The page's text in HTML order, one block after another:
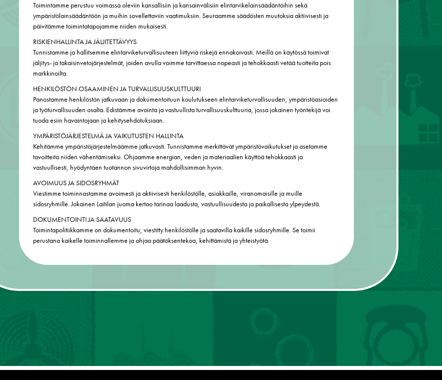
Toimintamme perustuu voimassa oleviin kansallisiin ja kansainvälisiin elintarvikelainsäädäntöihin sekä
ympäristölainsäädäntöön ja muihin sovellettaviin vaatimuksiin. Seuraamme säädösten muutoksia aktiivisesti ja
päivitämme toimintatapojamme niiden mukaisesti.
RISKIENHALLINTA JA JÄLJITETTÄVYYS
Tunnistamme ja hallitsemme elintarviketurvallisuuteen liittyviä riskejä ennakoivasti. Meillä on käytössä toimivat
jäljitys- ja takaisinvetojärjestelmät, joiden avulla voimme tarvittaessa nopeasti ja tehokkaasti vetää tuotteita pois
markkinoilta.
HENKILÖSTÖN OSAAMINEN JA TURVALLISUUSKULTTUURI
Panostamme henkilöstön jatkuvaan ja dokumentoituun koulutukseen elintarviketurvallisuuden, ympäristöasioiden
ja työturvallisuuden osalta. Edistämme avointa ja vastuullista turvallisuuskulttuuria, jossa jokainen työntekijä voi
tuoda esiin havaintojaan ja kehitysehdotuksiaan.
YMPÄRISTÖJÄRJESTELMÄ JA VAIKUTUSTEN HALLINTA
Kehitämme ympäristöjärjestelmäämme jatkuvasti. Tunnistamme merkittävät ympäristövaikutukset ja asetamme
tavoitteita niiden vähentämiseksi. Ohjaamme energian, veden ja materiaalien käyttöä tehokkaasti ja
vastuullisesti, hyödyntäen tuotannon sivuvirtoja mahdollisimman hyvin.
AVOIMUUS JA SIDOSRYHMÄT
Viestimme toiminnastamme avoimesti ja aktiivisesti henkilöstölle, asiakkaille, viranomaisille ja muille
sidosryhmille. Jokainen Laitilan juoma kertoo tarinaa laadusta, vastuullisuudesta ja paikallisesta ylpeydestä.
DOKUMENTOINTI JA SAATAVUUS
Toimintapolitiikkamme on dokumentoitu, viestitty henkilöstölle ja saatavilla kaikille sidosryhmille. Se toimii
perustana kaikelle toiminnallemme ja ohjaa päätöksentekoa, kehittämistä ja yhteistyötä.